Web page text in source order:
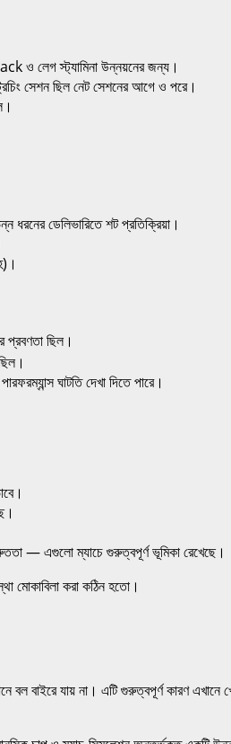
ও লেগ স্ট্যামিনা উন্নয়নের জন্য।
ছিল নেট সেশনের আগে ও পরে।
ডেলিভারিতে শট প্রতিক্রিয়া।
ছিল।
ঘাটতি দেখা দিতে পারে।
— এগুলো ম্যাচে গুরুত্বপূর্ণ ভূমিকা রেখেছে।
মোকাবিলা করা কঠিন হতো।
বল বাইরে যায় না। এটি গুরুত্বপূর্ণ কারণ